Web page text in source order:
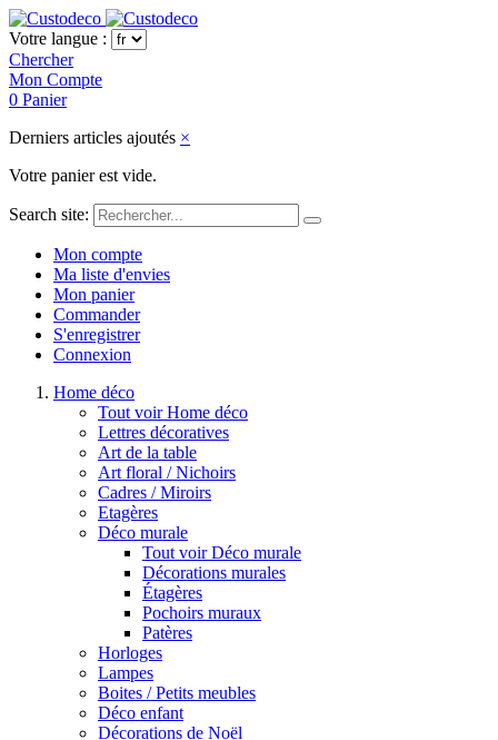
Votre langue :
Chercher
Mon Compte
0 Panier
Derniers articles ajoutés ×
Votre panier est vide.
Search site:
Mon compte
Ma liste d'envies
Mon panier
Commander
S'enregistrer
Connexion
Home déco
Tout voir Home déco
Lettres décoratives
Art de la table
Art floral / Nichoirs
Cadres / Miroirs
Etagères
Déco murale
Tout voir Déco murale
Décorations murales
Étagères
Pochoirs muraux
Patères
Horloges
Lampes
Boites / Petits meubles
Déco enfant
Décorations de Noël